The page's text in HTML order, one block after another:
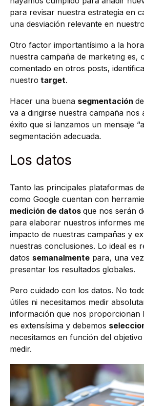
para revisar nuestra estrategia en
una desviación relevante en
Otro factor importantísimo a la
nuestra campaña de marketing es,
comentado en otros posts,
nuestro target.
Hacer una buena segmentación
va a dirigirse nuestra campaña nos
éxito que si lanzamos un mensaje
segmentación adecuada.
Los datos
Tanto las principales plataformas de
como Google cuentan con
medición de datos que nos serán
para elaborar nuestros informes
impacto de nuestras campañas y
nuestras conclusiones. Lo ideal es
datos semanalmente para, una
presentar los resultados globales.
Pero cuidado con los datos. No
útiles ni necesitamos medir
información que nos proporcionan
es extensísima y debemos
necesitamos en función del
medir.